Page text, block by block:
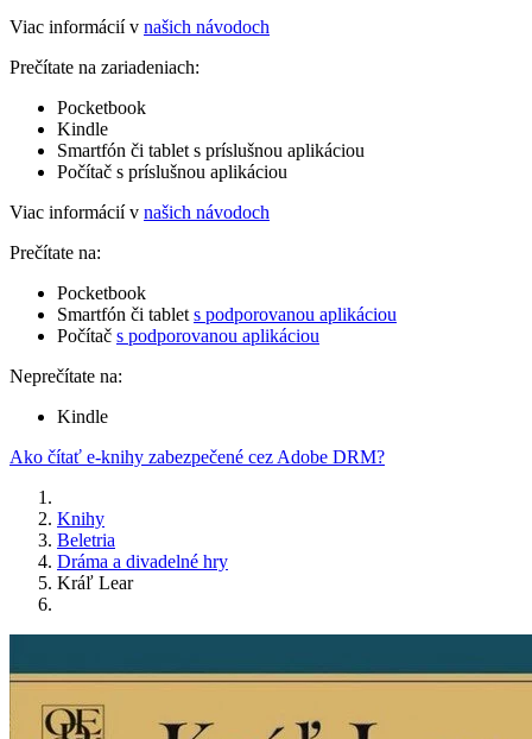
Viac informácií v našich návodoch
Prečítate na zariadeniach:
Pocketbook
Kindle
Smartfón či tablet s príslušnou aplikáciou
Počítač s príslušnou aplikáciou
Viac informácií v našich návodoch
Prečítate na:
Pocketbook
Smartfón či tablet s podporovanou aplikáciou
Počítač s podporovanou aplikáciou
Neprečítate na:
Kindle
Ako čítať e-knihy zabezpečené cez Adobe DRM?
Knihy
Beletria
Dráma a divadelné hry
Kráľ Lear